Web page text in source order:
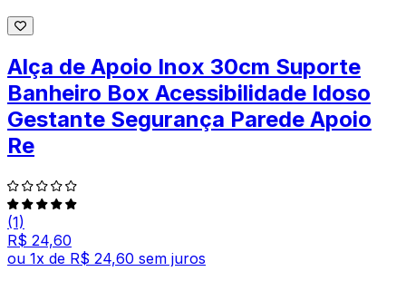
Alça de Apoio Inox 30cm Suporte
Banheiro Box Acessibilidade Idoso
Gestante Segurança Parede Apoio
Re
(1)
R$ 24,60
ou 1x de R$ 24,60 sem juros